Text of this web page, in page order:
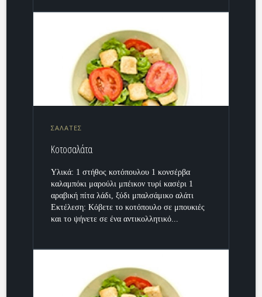
ΣΑΛΑΤΕΣ
Κοτοσαλάτα
Υλικά: 1 στήθος κοτόπουλου 1 κονσέρβα
καλαμπόκι μαρούλι μπέικον τυρί κασέρι 1
αραβική πίτα λάδι, ξύδι μπαλσάμικο αλάτι
Εκτέλεση: Κόβετε το κοτόπουλο σε μπουκιές
και το ψήνετε σε ένα αντικολλητικό...